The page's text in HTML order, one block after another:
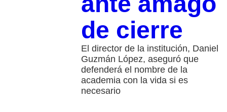
de cierre
El director de la institución, Daniel
Guzmán López, aseguró que
defenderá el nombre de la
academia con la vida si es
necesario